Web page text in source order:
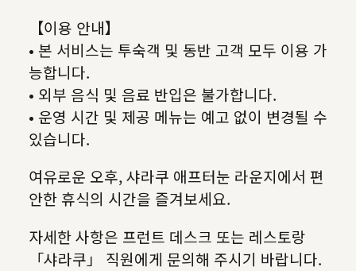
【이용 안내】
• 본 서비스는 투숙객 및 동반 고객 모두 이용 가
능합니다.
• 외부 음식 및 음료 반입은 불가합니다.
• 운영 시간 및 제공 메뉴는 예고 없이 변경될 수
있습니다.
여유로운 오후, 샤라쿠 애프터눈 라운지에서 편
안한 휴식의 시간을 즐겨보세요.
자세한 사항은 프런트 데스크 또는 레스토랑
「샤라쿠」 직원에게 문의해 주시기 바랍니다.